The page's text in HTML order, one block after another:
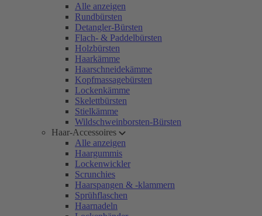
Alle anzeigen
Rundbürsten
Detangler-Bürsten
Flach- & Paddelbürsten
Holzbürsten
Haarkämme
Haarschneidekämme
Kopfmassagebürsten
Lockenkämme
Skelettbürsten
Stielkämme
Wildschweinborsten-Bürsten
Haar-Accessoires
Alle anzeigen
Haargummis
Lockenwickler
Scrunchies
Haarspangen & -klammern
Sprühflaschen
Haarnadeln